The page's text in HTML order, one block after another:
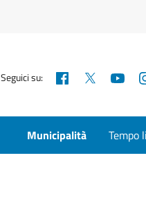
Seguici su: Facebook
Municipalità Tempo